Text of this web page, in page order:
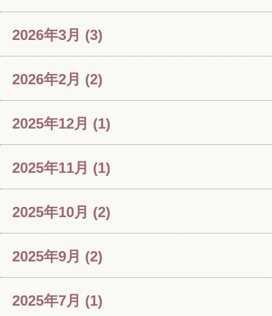
2026年3月 (3)
2026年2月 (2)
2025年12月 (1)
2025年11月 (1)
2025年10月 (2)
2025年9月 (2)
2025年7月 (1)